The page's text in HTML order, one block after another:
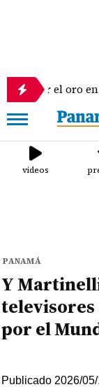
oro en el
videos
PANAMÁ
Y
por el
Publicado 2026/